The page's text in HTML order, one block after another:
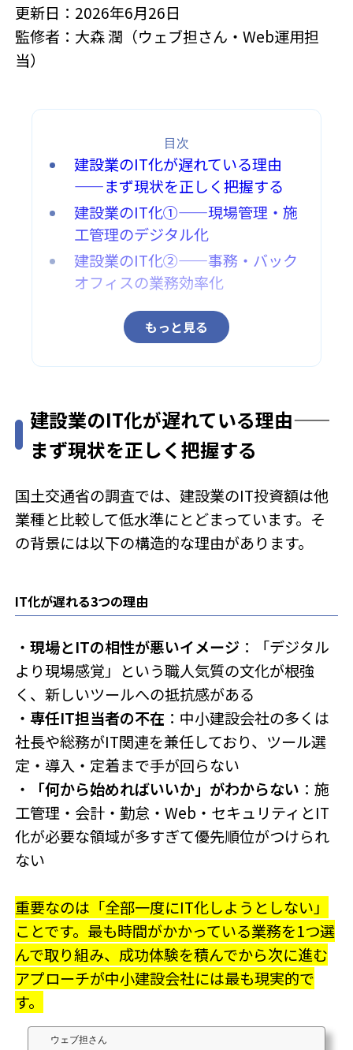
更新日：2026年6月26日
監修者：大森 潤（ウェブ担さん・Web運用担
当）
目次
建設業のIT化が遅れている理由
——まず現状を正しく把握する
建設業のIT化①——現場管理・施
工管理のデジタル化
建設業のIT化②——事務・バック
オフィスの業務効率化
もっと見る
建設業のIT化が遅れている理由——
まず現状を正しく把握する
国土交通省の調査では、建設業のIT投資額は他
業種と比較して低水準にとどまっています。そ
の背景には以下の構造的な理由があります。
IT化が遅れる3つの理由
・現場とITの相性が悪いイメージ ：「デジタル
より現場感覚」という職人気質の文化が根強
く、新しいツールへの抵抗感がある
・専任IT担当者の不在 ：中小建設会社の多くは
社長や総務がIT関連を兼任しており、ツール選
定・導入・定着まで手が回らない
・
「何から始めればいいか」がわからない ：施
工管理・会計・勤怠・Web・セキュリティとIT
化が必要な領域が多すぎて優先順位がつけられ
ない
重要なのは「全部一度にIT化しようとしない」
ことです。最も時間がかかっている業務を1つ選
んで取り組み、成功体験を積んでから次に進む
アプローチが中小建設会社には最も現実的で
す。
ウェブ担さん